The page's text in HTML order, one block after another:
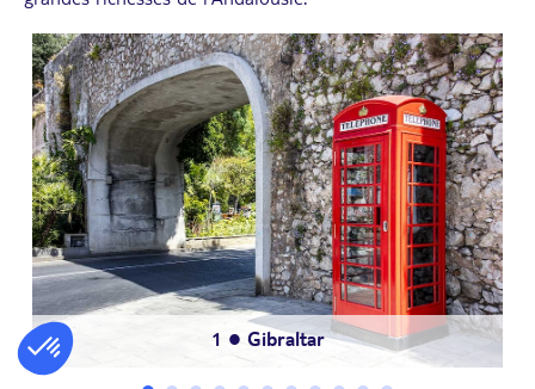
1 ● Gibraltar
● Visite de Ronda
● Mijas Authentique
● Andalousie authentique en 4 x 4
5● Séville
6 ● Flamenco
● Caminito Del Rey
● Cordoue culturelle à la journée
● Nerja & Frigiliana
● Málaga : culture et saveurs
● Mini-croisière à la Costa del Sol